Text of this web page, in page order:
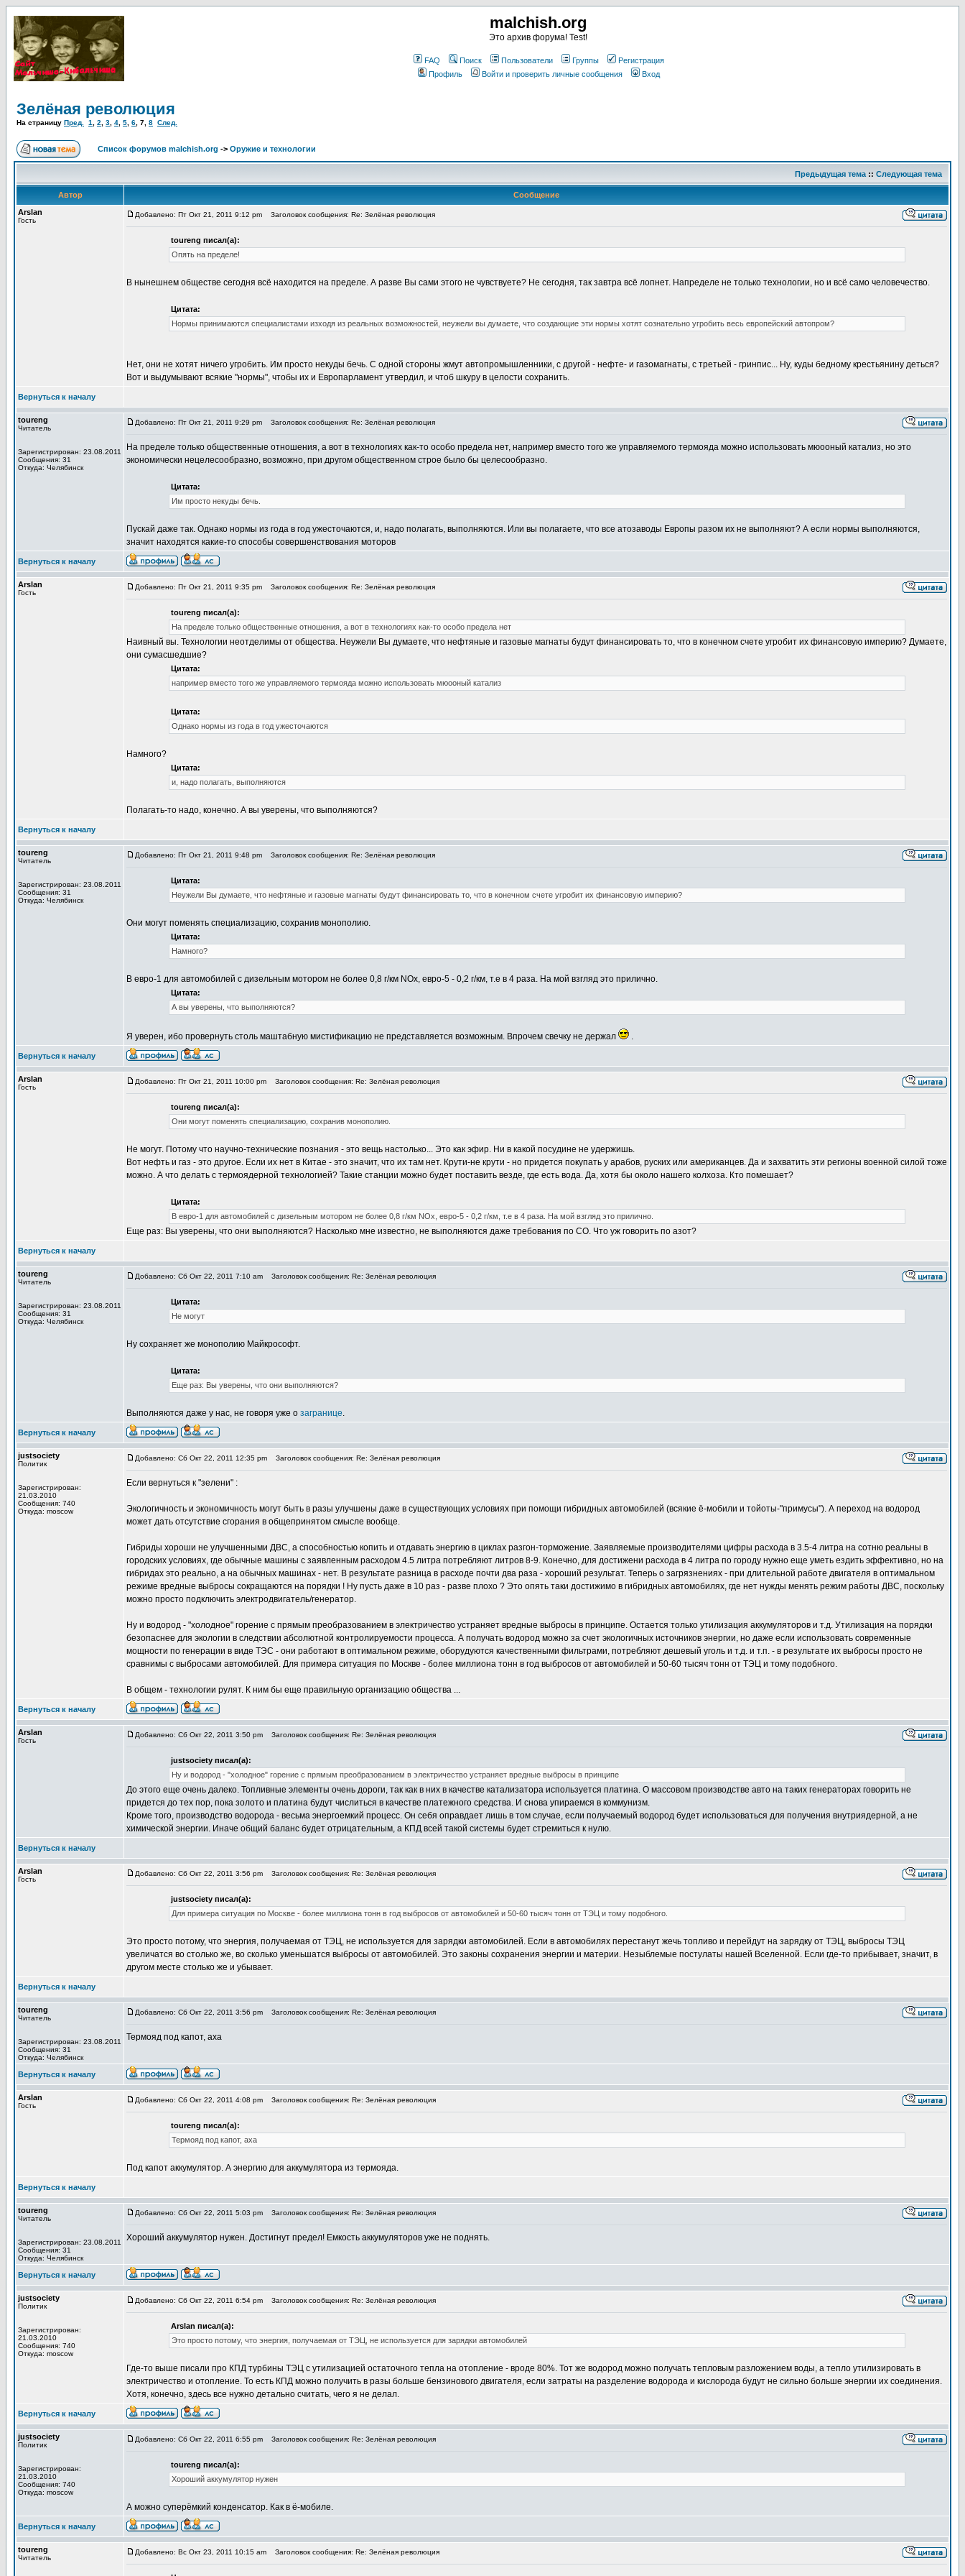
malchish.org
Это архив форума! Test!
FAQ Поиск Пользователи Группы
Регистрация
Профиль
Войти и проверить личные сообщения Вход
Зелёная революция
На страницу Пред. 1 2 3 4 5 6 7 8 След.
Список форумов malchish.org -> Оружие и технологии
Предыдущая тема :: Следующая тема
Автор
Сообщение
Arslan
Гость
Добавлено: Пт Окт 21, 2011 9:12 pm Заголовок сообщения: Re: Зелёная революция
toureng писал(а):
Опять на пределе!
В нынешнем обществе сегодня всё находится на пределе. А разве Вы сами этого не чувствуете? Не сегодня, так завтра всё лопнет. Напределе не только технологии, но и всё само человечество.
Цитата:
Нормы принимаются специалистами изходя из реальных возможностей, неужели вы думаете, что создающие эти нормы хотят сознательно угробить весь европейский автопром?
Нет, они не хотят ничего угробить. Им просто некуды бечь. С одной стороны жмут автопромышленники, с другой - нефте- и газомагнаты, с третьей - гринпис... Ну, куды бедному крестьянину деться?
Вот и выдумывают всякие "нормы", чтобы их и Европарламент утвердил, и чтоб шкуру в целости сохранить.
Вернуться к началу
toureng
Читатель
Зарегистрирован: 23.08.2011
Сообщения: 31
Откуда: Челябинск
Добавлено: Пт Окт 21, 2011 9:29 pm Заголовок сообщения: Re: Зелёная революция
На пределе только общественные отношения, а вот в технологиях как-то особо предела нет, например вместо того же управляемого термояда можно использовать мюооный катализ, но это
экономически нецелесообразно, возможно, при другом общественном строе было бы целесообразно.
Цитата:
Им просто некуды бечь.
Пускай даже так. Однако нормы из года в год ужесточаются, и, надо полагать, выполняются. Или вы полагаете, что все атозаводы Европы разом их не выполняют? А если нормы выполняются,
значит находятся какие-то способы совершенствования моторов
Вернуться к началу
Arslan
Гость
Добавлено: Пт Окт 21, 2011 9:35 pm Заголовок сообщения: Re: Зелёная революция
toureng писал(а):
На пределе только общественные отношения, а вот в технологиях как-то особо предела нет
Наивный вы. Технологии неотделимы от общества. Неужели Вы думаете, что нефтяные и газовые магнаты будут финансировать то, что в конечном счете угробит их финансовую империю? Думаете,
они сумасшедшие?
Цитата:
например вместо того же управляемого термояда можно использовать мюооный катализ
Цитата:
Однако нормы из года в год ужесточаются
Намного?
Цитата:
и, надо полагать, выполняются
Полагать-то надо, конечно. А вы уверены, что выполняются?
Вернуться к началу
toureng
Читатель
Зарегистрирован: 23.08.2011
Сообщения: 31
Откуда: Челябинск
Добавлено: Пт Окт 21, 2011 9:48 pm Заголовок сообщения: Re: Зелёная революция
Цитата:
Неужели Вы думаете, что нефтяные и газовые магнаты будут финансировать то, что в конечном счете угробит их финансовую империю?
Они могут поменять специализацию, сохранив монополию.
Цитата:
Намного?
В евро-1 для автомобилей с дизельным мотором не более 0,8 г/км NOx, евро-5 - 0,2 г/км, т.е в 4 раза. На мой взгляд это прилично.
Цитата:
А вы уверены, что выполняются?
Я уверен, ибо провернуть столь маштабную мистификацию не представляется возможным. Впрочем свечку не держал .
Вернуться к началу
Arslan
Гость
Добавлено: Пт Окт 21, 2011 10:00 pm Заголовок сообщения: Re: Зелёная революция
toureng писал(а):
Они могут поменять специализацию, сохранив монополию.
Не могут. Потому что научно-технические познания - это вещь настолько... Это как эфир. Ни в какой посудине не удержишь.
Вот нефть и газ - это другое. Если их нет в Китае - это значит, что их там нет. Крути-не крути - но придется покупать у арабов, руских или американцев. Да и захватить эти регионы военной силой тоже
можно. А что делать с термоядерной технологией? Такие станции можно будет поставить везде, где есть вода. Да, хотя бы около нашего колхоза. Кто помешает?
Цитата:
В евро-1 для автомобилей с дизельным мотором не более 0,8 г/км NOx, евро-5 - 0,2 г/км, т.е в 4 раза. На мой взгляд это прилично.
Еще раз: Вы уверены, что они выполняются? Насколько мне известно, не выполняются даже требования по СО. Что уж говорить по азот?
Вернуться к началу
toureng
Читатель
Зарегистрирован: 23.08.2011
Сообщения: 31
Откуда: Челябинск
Добавлено: Сб Окт 22, 2011 7:10 am Заголовок сообщения: Re: Зелёная революция
Цитата:
Не могут
Ну сохраняет же монополию Майкрософт.
Цитата:
Еще раз: Вы уверены, что они выполняются?
Выполняются даже у нас, не говоря уже о загранице.
Вернуться к началу
justsociety
Политик
Зарегистрирован:
21.03.2010
Сообщения: 740
Откуда: moscow
Добавлено: Сб Окт 22, 2011 12:35 pm Заголовок сообщения: Re: Зелёная революция
Если вернуться к "зелени" :
Экологичность и экономичность могут быть в разы улучшены даже в существующих условиях при помощи гибридных автомобилей (всякие ё-мобили и тойоты-"примусы"). А переход на водород
может дать отсутствие сгорания в общепринятом смысле вообще.
Гибриды хороши не улучшенными ДВС, а способностью копить и отдавать энергию в циклах разгон-торможение. Заявляемые производителями цифры расхода в 3.5-4 литра на сотню реальны в
городских условиях, где обычные машины с заявленным расходом 4.5 литра потребляют литров 8-9. Конечно, для достижени расхода в 4 литра по городу нужно еще уметь ездить эффективно, но на
гибридах это реально, а на обычных машинах - нет. В результате разница в расходе почти два раза - хороший результат. Теперь о загрязнениях - при длительной работе двигателя в оптимальном
режиме вредные выбросы сокращаются на порядки ! Ну пусть даже в 10 раз - разве плохо ? Это опять таки достижимо в гибридных автомобилях, где нет нужды менять режим работы ДВС, поскольку
можно просто подключить электродвигатель/генератор.
Ну и водород - "холодное" горение с прямым преобразованием в электричество устраняет вредные выбросы в принципе. Остается только утилизация аккумуляторов и т.д. Утилизация на порядки
безопаснее для экологии в следствии абсолютной контролируемости процесса. А получать водород можно за счет экологичных источников энергии, но даже если использовать современные
мощности по генерации в виде ТЭС - они работают в оптимальном режиме, оборудуются качественными фильтрами, потребляют дешевый уголь и т.д. и т.п. - в результате их выбросы просто не
сравнимы с выбросами автомобилей. Для примера ситуация по Москве - более миллиона тонн в год выбросов от автомобилей и 50-60 тысяч тонн от ТЭЦ и тому подобного.
В общем - технологии рулят. К ним бы еще правильную организацию общества ...
Вернуться к началу
Arslan
Гость
Добавлено: Сб Окт 22, 2011 3:50 pm Заголовок сообщения: Re: Зелёная революция
justsociety писал(а):
Ну и водород - "холодное" горение с прямым преобразованием в электричество устраняет вредные выбросы в принципе
До этого еще очень далеко. Топливные элементы очень дороги, так как в них в качестве катализатора используется платина. О массовом производстве авто на таких генераторах говорить не
придется до тех пор, пока золото и платина будут числиться в качестве платежного средства. И снова упираемся в коммунизм.
Кроме того, производство водорода - весьма энергоемкий процесс. Он себя оправдает лишь в том случае, если получаемый водород будет использоваться для получения внутриядерной, а не
химической энергии. Иначе общий баланс будет отрицательным, а КПД всей такой системы будет стремиться к нулю.
Вернуться к началу
Arslan
Гость
Добавлено: Сб Окт 22, 2011 3:56 pm Заголовок сообщения: Re: Зелёная революция
justsociety писал(а):
Для примера ситуация по Москве - более миллиона тонн в год выбросов от автомобилей и 50-60 тысяч тонн от ТЭЦ и тому подобного.
Это просто потому, что энергия, получаемая от ТЭЦ, не используется для зарядки автомобилей. Если в автомобилях перестанут жечь топливо и перейдут на зарядку от ТЭЦ, выбросы ТЭЦ
увеличатся во столько же, во сколько уменьшатся выбросы от автомобилей. Это законы сохранения энергии и материи. Незыблемые постулаты нашей Вселенной. Если где-то прибывает, значит, в
другом месте столько же и убывает.
Вернуться к началу
toureng
Читатель
Зарегистрирован: 23.08.2011
Сообщения: 31
Откуда: Челябинск
Добавлено: Сб Окт 22, 2011 3:56 pm Заголовок сообщения: Re: Зелёная революция
Термояд под капот, аха
Вернуться к началу
Arslan
Гость
Добавлено: Сб Окт 22, 2011 4:08 pm Заголовок сообщения: Re: Зелёная революция
toureng писал(а):
Термояд под капот, аха
Под капот аккумулятор. А энергию для аккумулятора из термояда.
Вернуться к началу
toureng
Читатель
Зарегистрирован: 23.08.2011
Сообщения: 31
Откуда: Челябинск
Добавлено: Сб Окт 22, 2011 5:03 pm Заголовок сообщения: Re: Зелёная революция
Хороший аккумулятор нужен. Достигнут предел! Емкость аккумуляторов уже не поднять.
Вернуться к началу
justsociety
Политик
Зарегистрирован:
21.03.2010
Сообщения: 740
Откуда: moscow
Добавлено: Сб Окт 22, 2011 6:54 pm Заголовок сообщения: Re: Зелёная революция
Arslan писал(а):
Это просто потому, что энергия, получаемая от ТЭЦ, не используется для зарядки автомобилей
Где-то выше писали про КПД турбины ТЭЦ с утилизацией остаточного тепла на отопление - вроде 80%. Тот же водород можно получать тепловым разложением воды, а тепло утилизировать в
электричество и отопление. То есть КПД можно получить в разы больше бензинового двигателя, если затраты на разделение водорода и кислорода будут не сильно больше энергии их соединения.
Хотя, конечно, здесь все нужно детально считать, чего я не делал.
Вернуться к началу
justsociety
Политик
Зарегистрирован:
21.03.2010
Сообщения: 740
Откуда: moscow
Добавлено: Сб Окт 22, 2011 6:55 pm Заголовок сообщения: Re: Зелёная революция
toureng писал(а):
Хороший аккумулятор нужен
А можно суперёмкий конденсатор. Как в ё-мобиле.
Вернуться к началу
toureng
Читатель
Добавлено: Вс Окт 23, 2011 10:15 am Заголовок сообщения: Re: Зелёная революция